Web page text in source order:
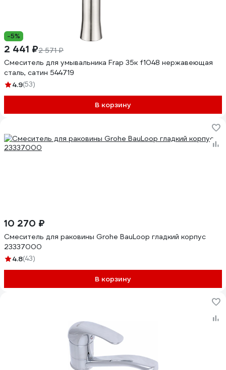
-5%
2 441 ₽2 571 ₽
Смеситель для умывальника Frap 35к f1048 нержавеющая
сталь, сатин 544719
4.9(53)
В корзину
10 270 ₽
Смеситель для раковины Grohe BauLoop гладкий корпус
23337000
4.8(43)
В корзину